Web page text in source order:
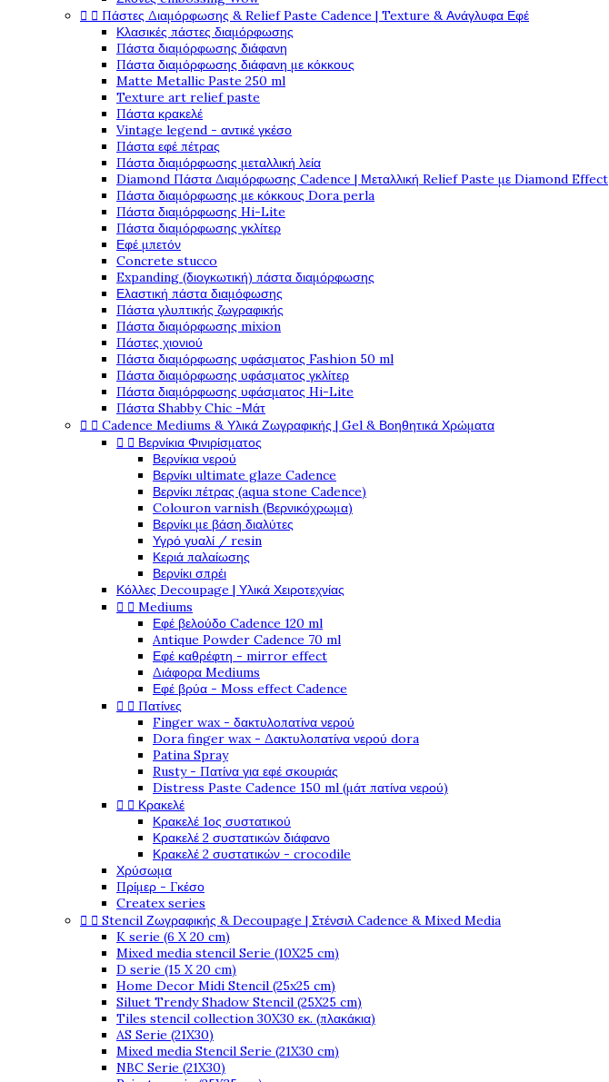
  Πάστες Διαμόρφωσης & Relief Paste Cadence | Texture & Ανάγλυφα Εφέ
Κλασικές πάστες διαμόρφωσης
Πάστα διαμόρφωσης διάφανη
Πάστα διαμόρφωσης διάφανη με κόκκους
Matte Metallic Paste 250 ml
Texture art relief paste
Πάστα κρακελέ
Vintage legend - αντικέ γκέσο
Πάστα εφέ πέτρας
Πάστα διαμόρφωσης μεταλλική λεία
Diamond Πάστα Διαμόρφωσης Cadence | Μεταλλική Relief Paste με Diamond Effect
Πάστα διαμόρφωσης με κόκκους Dora perla
Πάστα διαμόρφωσης Hi-Lite
Πάστα διαμόρφωσης γκλίτερ
Εφέ μπετόν
Concrete stucco
Expanding (διογκωτική) πάστα διαμόρφωσης
Ελαστική πάστα διαμόφωσης
Πάστα γλυπτικής ζωγραφικής
Πάστα διαμόρφωσης mixion
Πάστες χιονιού
Πάστα διαμόρφωσης υφάσματος Fashion 50 ml
Πάστα διαμόρφωσης υφάσματος γκλίτερ
Πάστα διαμόρφωσης υφάσματος Hi-Lite
Πάστα Shabby Chic -Μάτ
  Cadence Mediums & Υλικά Ζωγραφικής | Gel & Βοηθητικά Χρώματα
  Βερνίκια Φινιρίσματος
Βερνίκια νερού
Βερνίκι ultimate glaze Cadence
Βερνίκι πέτρας (aqua stone Cadence)
Colouron varnish (Βερνικόχρωμα)
Βερνίκι με βάση διαλύτες
Υγρό γυαλί / resin
Κεριά παλαίωσης
Βερνίκι σπρέι
Κόλλες Decoupage | Υλικά Χειροτεχνίας
  Mediums
Εφέ βελούδο Cadence 120 ml
Antique Powder Cadence 70 ml
Εφέ καθρέφτη - mirror effect
Διάφορα Mediums
Εφέ βρύα - Moss effect Cadence
  Πατίνες
Finger wax - δακτυλοπατίνα νερού
Dora finger wax - Δακτυλοπατίνα νερού dora
Patina Spray
Rusty - Πατίνα για εφέ σκουριάς
Distress Paste Cadence 150 ml (μάτ πατίνα νερού)
  Κρακελέ
Κρακελέ 1ος συστατικού
Κρακελέ 2 συστατικών διάφανο
Κρακελέ 2 συστατικών - crocodile
Χρύσωμα
Πρίμερ - Γκέσο
Createx series
  Stencil Ζωγραφικής & Decoupage | Στένσιλ Cadence & Mixed Media
K serie (6 X 20 cm)
Mixed media stencil Serie (10X25 cm)
D serie (15 X 20 cm)
Home Decor Midi Stencil (25x25 cm)
Siluet Trendy Shadow Stencil (25X25 cm)
Tiles stencil collection 30X30 εκ. (πλακάκια)
AS Serie (21X30)
Mixed media Stencil Serie (21X30 cm)
NBC Serie (21X30)